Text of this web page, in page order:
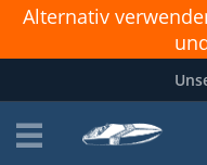
Alternativ
Achtung: PAYPAL
funktionieren nur